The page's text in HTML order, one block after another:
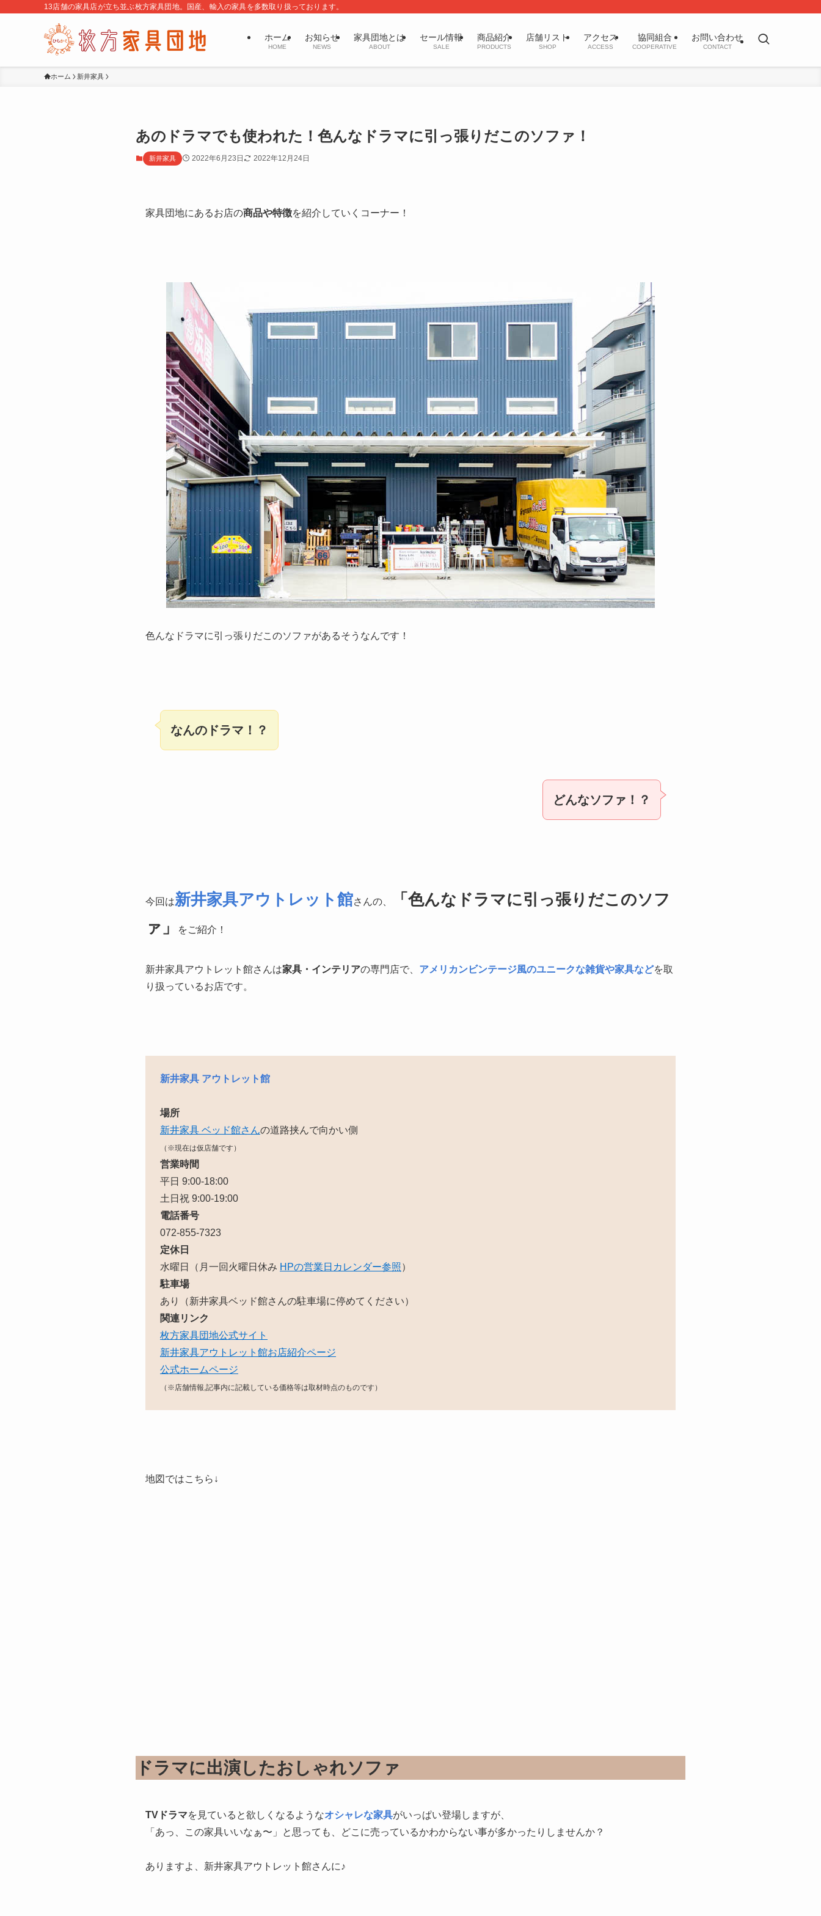
13店舗の家具店が立ち並ぶ枚方家具団地。国産、輸入の家具を多数取り扱っております。
ホーム
HOME
お知らせ
NEWS
家具団地とは
ABOUT
セール情報
SALE
商品紹介
PRODUCTS
店舗リスト
SHOP
アクセス
ACCESS
協同組合
COOPERATIVE
お問い合わせ
CONTACT
ホーム 新井家具
あのドラマでも使われた！色んなドラマに引っ張りだこのソファ！
新井家具 2022年6月23日 2022年12月24日
家具団地にあるお店の商品や特徴を紹介していくコーナー！
色んなドラマに引っ張りだこのソファがあるそうなんです！
なんのドラマ！？
どんなソファ！？
今回は新井家具アウトレット館さんの、
「色んなドラマに引っ張りだこのソフ
ァ」
をご紹介！
新井家具アウトレット館さんは家具・インテリアの専門店で、 アメリカンビンテージ風のユニークな雑貨や家具などを取
り扱っているお店です。
新井家具 アウトレット館
場所
新井家具 ベッド館さんの道路挟んで向かい側
（※現在は仮店舗です）
営業時間
平日 9:00-18:00
土日祝 9:00-19:00
電話番号
072-855-7323
定休日
水曜日（月一回火曜日休み HPの営業日カレンダー参照）
駐車場
あり（新井家具ベッド館さんの駐車場に停めてください）
関連リンク
枚方家具団地公式サイト
新井家具アウトレット館お店紹介ページ
公式ホームページ
（※店舗情報,記事内に記載している価格等は取材時点のものです）
地図ではこちら↓
ドラマに出演したおしゃれソファ
TVドラマを見ていると欲しくなるようなオシャレな家具がいっぱい登場しますが、
「あっ、この家具いいなぁ〜」と思っても、どこに売っているかわからない事が多かったりしませんか？
ありますよ、新井家具アウトレット館さんに♪